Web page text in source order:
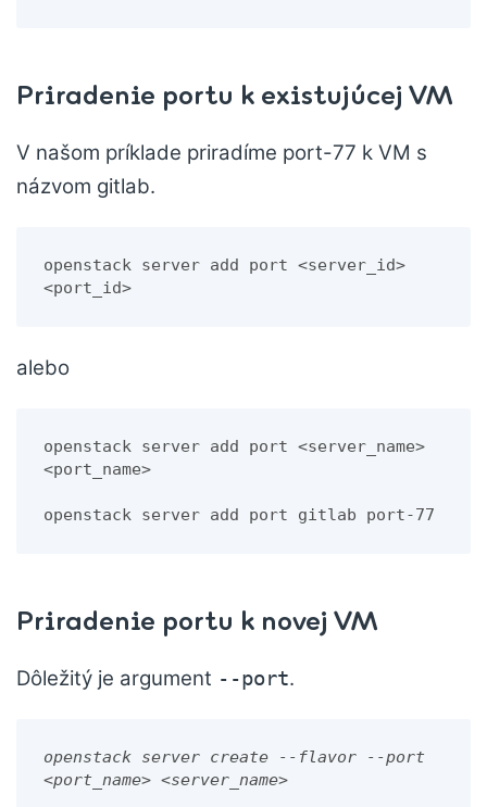
Priradenie portu k existujúcej VM
V našom príklade priradíme port-77 k VM s
názvom gitlab.
openstack server add port <server_id>
<port_id>
alebo
openstack server add port <server_name>
<port_name>
openstack server add port gitlab port-77
Priradenie portu k novej VM
Dôležitý je argument --port.
openstack server create --flavor --port
<port_name> <server_name>